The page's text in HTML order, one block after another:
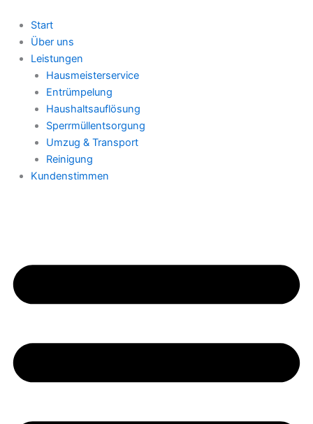
content
Start
Über uns
Leistungen
Hausmeisterservice
Entrümpelung
Haushaltsauflösung
Sperrmüllentsorgung
Umzug & Transport
Reinigung
Kundenstimmen